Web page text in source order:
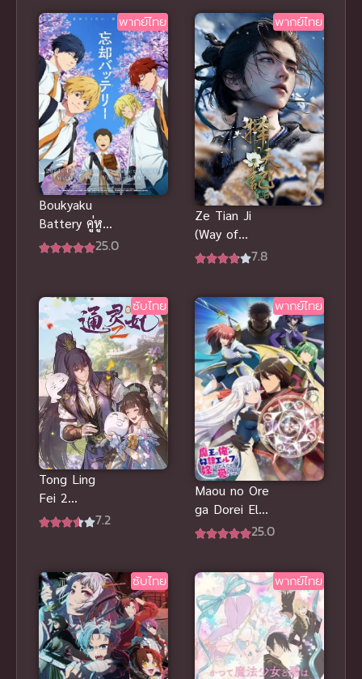
พากย์ไทย
Boukyaku
Battery คู่หู
เบสบอล ซับ25.0
พากย์ไทย
Ze Tian Ji
(Way of
Choices) พลิก
(ซับไทย)
7.8
ซับไทย
Tong Ling
Fei 2
(Psychic
ภาค 2
7.2
พากย์ไทย
Maou no Ore
ga Dorei Elf
wo Yome ni25.0
ซับไทย พากย์ไทย